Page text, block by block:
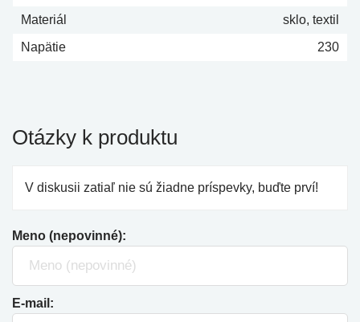
Materiál
sklo, textil
Napätie
230
Otázky k produktu
V diskusii zatiaľ nie sú žiadne príspevky, buďte prví!
Meno (nepovinné):
E-mail: